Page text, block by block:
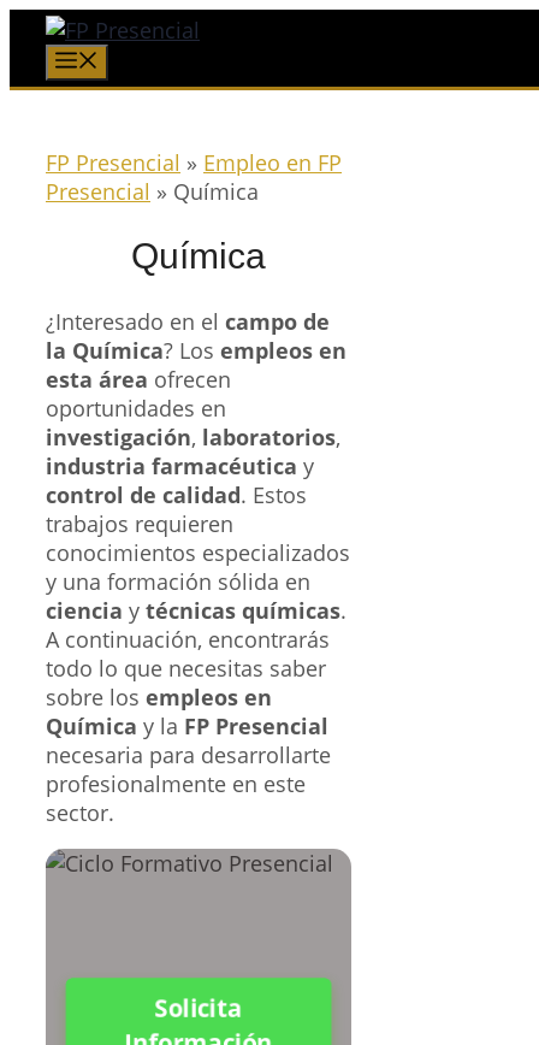
Saltar
contenido
FP Presencial » Empleo en FP
Presencial » Química
Química
¿Interesado en el campo de
la Química? Los empleos en
esta área ofrecen
oportunidades en
investigación, laboratorios,
industria farmacéutica y
control de calidad. Estos
trabajos requieren
conocimientos especializados
y una formación sólida en
ciencia y técnicas químicas.
A continuación, encontrarás
todo lo que necesitas saber
sobre los empleos en
Química y la FP Presencial
necesaria para desarrollarte
profesionalmente en este
sector.
Solicita